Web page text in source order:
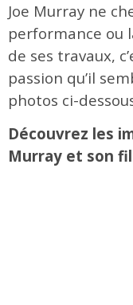
Joe Murray ne
performance ou
de ses travaux,
passion qu’il
photos ci-
Découvrez les
Murray et son